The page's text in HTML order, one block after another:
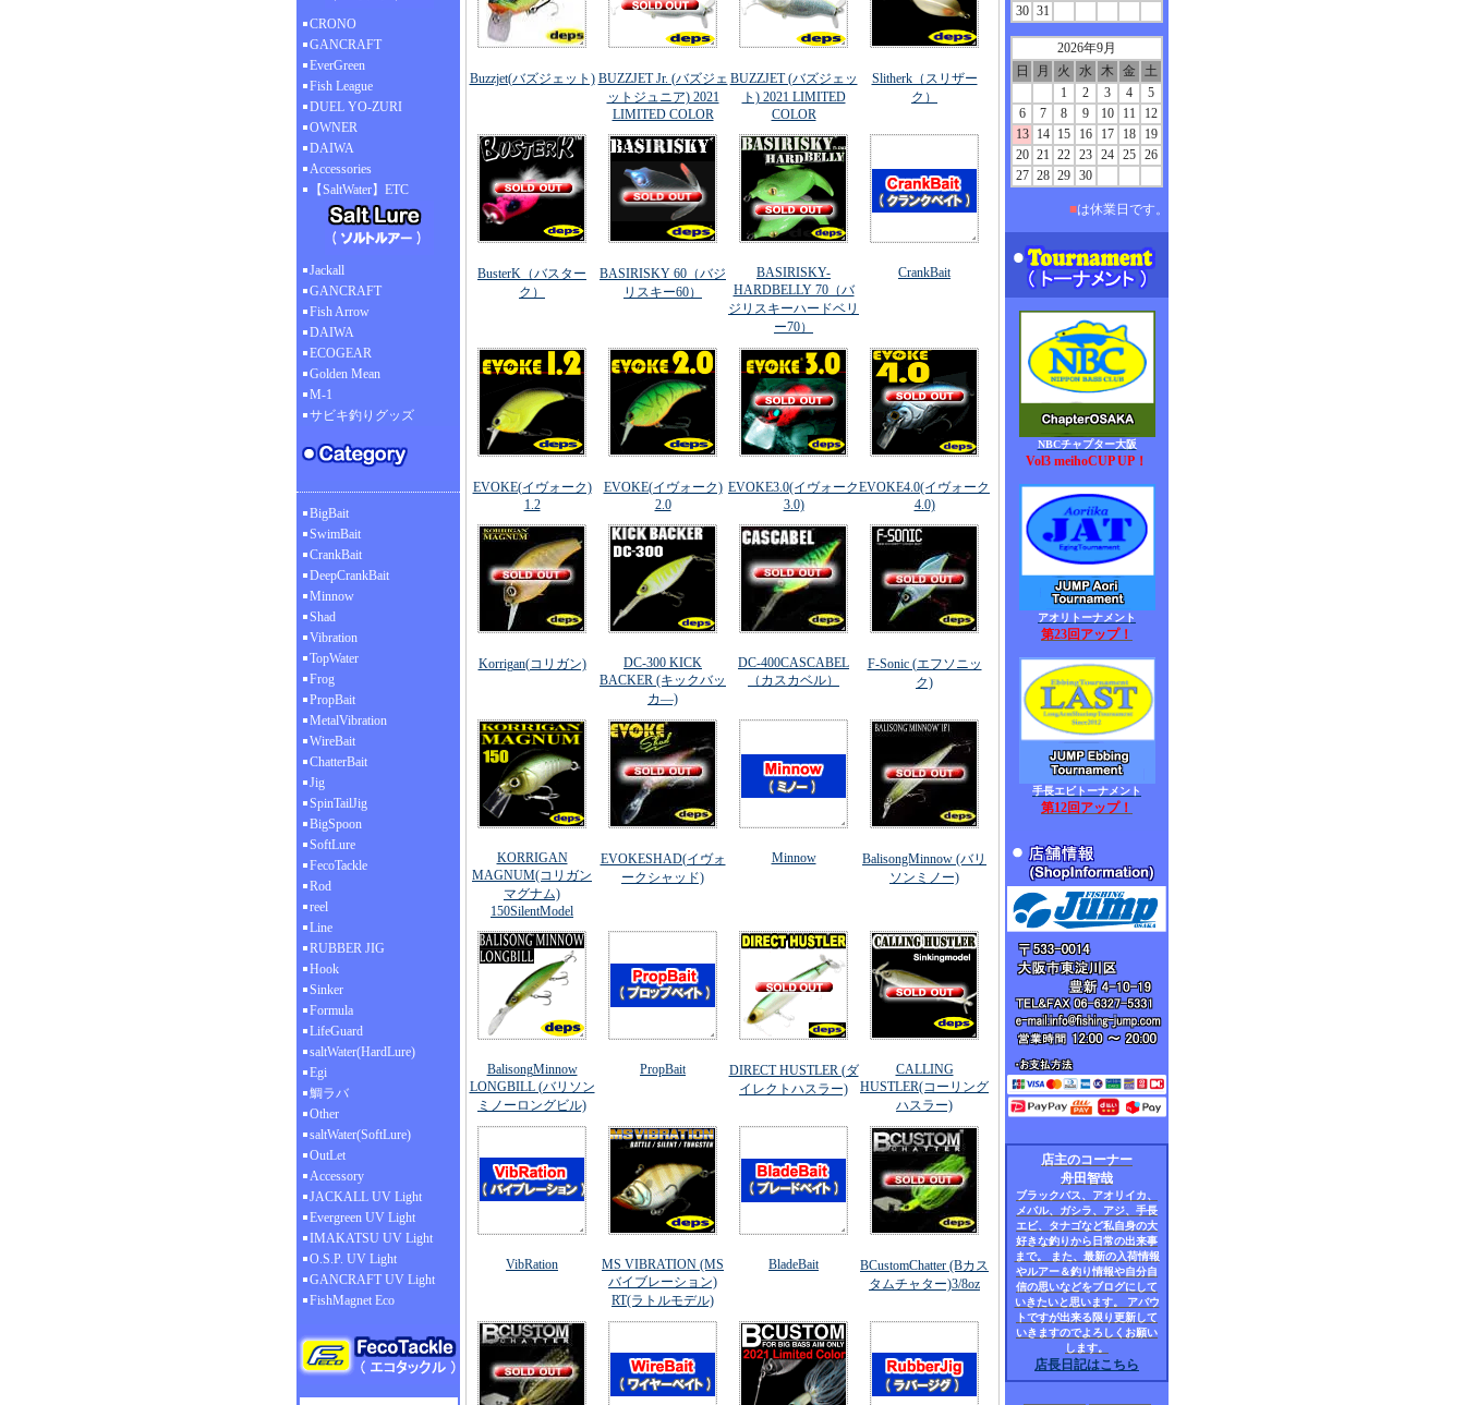
CRONO
GANCRAFT
EverGreen
Fish League
DUEL YO-ZURI
OWNER
DAIWA
Accessories
【SaltWater】ETC
Jackall
GANCRAFT
Fish Arrow
DAIWA
ECOGEAR
Golden Mean
M-1
サビキ釣りグッズ
BigBait
SwimBait
CrankBait
DeepCrankBait
Minnow
Shad
Vibration
TopWater
Frog
PropBait
MetalVibration
WireBait
ChatterBait
Jig
SpinTailJig
BigSpoon
SoftLure
FecoTackle
Rod
reel
Line
RUBBER JIG
Hook
Sinker
Formula
LifeGuard
saltWater(HardLure)
Egi
鯛ラバ
Other
saltWater(SoftLure)
OutLet
Accessory
JACKALL UV Light
Evergreen UV Light
IMAKATSU UV Light
O.S.P. UV Light
GANCRAFT UV Light
FishMagnet Eco
Buzzjet(バズジェット) BUZZJET Jr. (バズジェ
ットジュニア) 2021
LIMITED COLOR
BUZZJET (バズジェッ
ト) 2021 LIMITED
COLOR
Slitherk（スリザー
ク）
BusterK（バスター
ク）
BASIRISKY 60（バジ
リスキー60）
BASIRISKY-
HARDBELLY 70（バ
ジリスキーハードベリ
ー70）
CrankBait
EVOKE(イヴォーク)
1.2
EVOKE(イヴォーク)
2.0
EVOKE3.0(イヴォーク
3.0)
EVOKE4.0(イヴォーク
4.0)
Korrigan(コリガン)
DC-300 KICK
BACKER (キックバッ
カ―)
DC-400CASCABEL
（カスカベル）
F-Sonic (エフソニッ
ク)
KORRIGAN
MAGNUM(コリガン
マグナム)
150SilentModel
EVOKESHAD(イヴォ
ークシャッド)
Minnow
BalisongMinnow (バリ
ソンミノー)
BalisongMinnow
LONGBILL (バリソン
ミノーロングビル)
PropBait
DIRECT HUSTLER (ダ
イレクトハスラー)
CALLING
HUSTLER(コーリング
ハスラー)
VibRation
MS VIBRATION (MS
バイブレーション)
RT(ラトルモデル)
BladeBait
BCustomChatter (Bカス
タムチャター)3/8oz
30 31
2026年9月
日
月 火 水 木 金
土
1
2 3 4
5
6
7 8 9 10 11
12
13
14 15 16 17 18
19
20 21 22 23 24 25 26
27 28 29 30
■は休業日です。
NBCチャプター大阪
Vol3 meihoCUP UP！
アオリトーナメント
第23回アップ！
手長エビトーナメント
第12回アップ！
店主のコーナー
舟田智哉
ブラックバス、アオリイカ、
メバル、ガシラ、アジ、手長
エビ、タナゴなど私自身の大
好きな釣りから日常の出来事
まで。 また、最新の入荷情報
やルアー＆釣り情報や自分自
信の思いなどをブログにして
いきたいと思います。 アバウ
トですが出来る限り更新して
いきますのでよろしくお願い
します。
店長日記はこちら